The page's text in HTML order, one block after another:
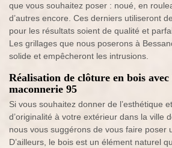
que vous souhaitez poser : noué, en
d’autres encore. Ces derniers utiliseront
pour les résultats soient de qualité et
Les grillages que nous poserons à
solide et empêcheront les intrusions.
Réalisation de clôture en bois
maconnerie 95
Si vous souhaitez donner de l’esthétique
d’originalité à votre extérieur dans la ville
nous vous suggérons de vous faire poser
D’ailleurs, le bois est un élément naturel